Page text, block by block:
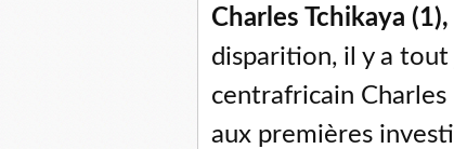
Charles Tchikaya (1),
disparition, il y a tout
centrafricain
aux premières